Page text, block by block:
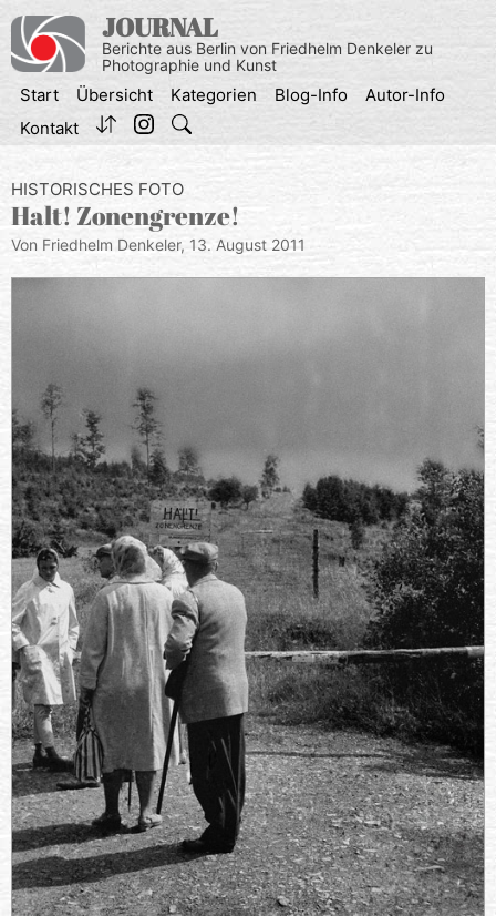
Inhalt
springen
JOURNAL
Berichte aus Berlin von Friedhelm Denkeler zu
Photographie und Kunst
Start Übersicht Kategorien Blog-Info
Autor-Info
Kontakt
HISTORISCHES FOTO
Halt! Zonengrenze!
Von Friedhelm Denkeler, 13. August 2011